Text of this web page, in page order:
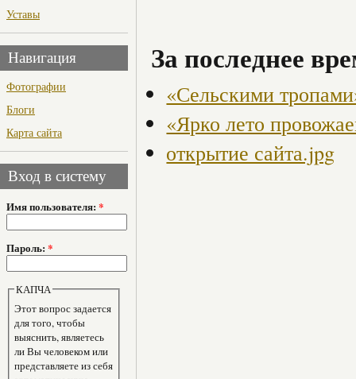
Уставы
Навигация
Фотографии
Блоги
Карта сайта
Вход в систему
Имя пользователя: *
Пароль: *
КАПЧА
Этот вопрос задается
для того, чтобы
выяснить, являетесь
ли Вы человеком или
представляете из себя
За последнее
«Сельскими
«Ярко лето
открытие сайта.jpg